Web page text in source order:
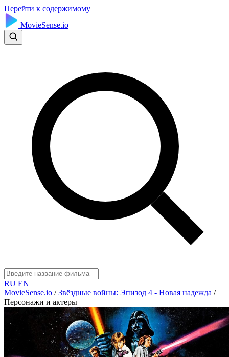
Перейти к содержимому
MovieSense.io
RU EN
MovieSense.io / Звёздные войны: Эпизод 4 - Новая надежда /
Персонажи и актеры